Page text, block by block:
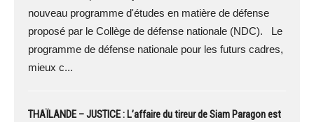
nouveau programme d'études en matière de défense
proposé par le Collège de défense nationale (NDC). Le
programme de défense nationale pour les futurs cadres,
mieux c...
THAÏLANDE – JUSTICE : L’affaire du tireur de Siam Paragon est